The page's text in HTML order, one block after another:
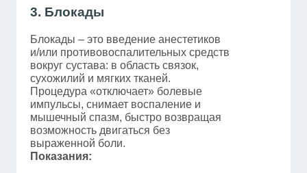
3. Блокады
Блокады – это введение анестетиков
и/или противовоспалительных средств
вокруг сустава: в область связок,
сухожилий и мягких тканей.
Процедура «отключает» болевые
импульсы, снимает воспаление и
мышечный спазм, быстро возвращая
возможность двигаться без
выраженной боли.
Показания: